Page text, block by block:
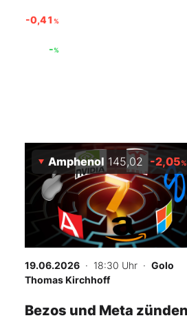
-0,41 %
-%
Amphenol 145,02 -2,05%
19.06.2026 · 18:30 Uhr · Golo
Thomas Kirchhoff
Bezos und Meta zünden